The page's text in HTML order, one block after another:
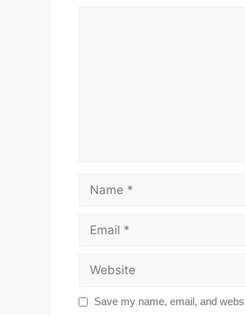
Name
Email
Website
Save my name, email, and